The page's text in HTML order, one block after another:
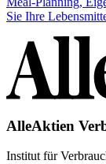
Sie Ihre
AlleAktien
Institut für